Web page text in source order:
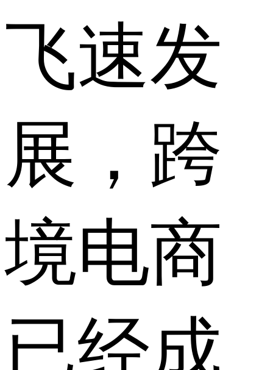
飞速发
展，跨
境电商
已经成